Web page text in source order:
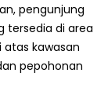
pengunjung
tersedia di area
atas kawasan
pepohonan